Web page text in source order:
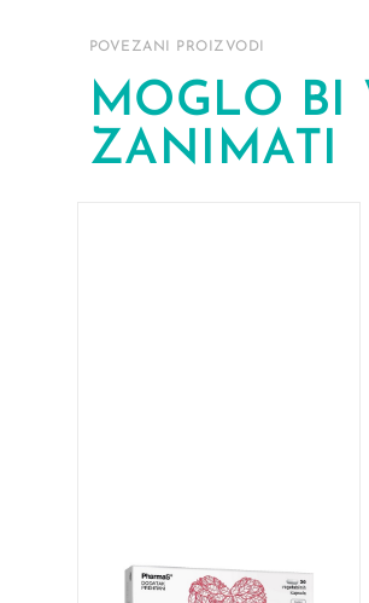
POVEZANI PROIZVODI
MOGLO BI
ZANIMATI